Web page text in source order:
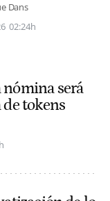
Dans
02:24h
será
tokens